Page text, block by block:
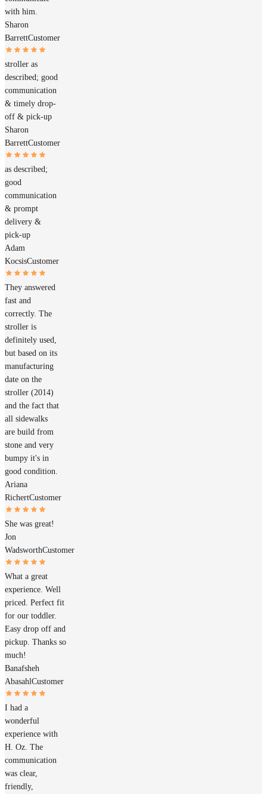
with him.
Sharon
BarrettCustomer
stroller as
described; good
communication
& timely drop-
off & pick-up
Sharon
BarrettCustomer
as described;
good
communication
& prompt
delivery &
pick-up
Adam
KocsisCustomer
They answered
fast and
correctly. The
stroller is
definitely used,
but based on its
manufacturing
date on the
stroller (2014)
and the fact that
all sidewalks
are build from
stone and very
bumpy it's in
good condition.
Ariana
RichertCustomer
She was great!
Jon
WadsworthCustomer
What a great
experience. Well
priced. Perfect fit
for our toddler.
Easy drop off and
pickup. Thanks so
much!
Banafsheh
AbasahlCustomer
I had a
wonderful
experience with
H. Oz. The
communication
was clear,
friendly,